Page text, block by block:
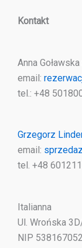
Kontakt
Anna
email:
tel.: +48
Grzegorz
email:
tel. +48
Italianna
Ul. Wrońska
NIP